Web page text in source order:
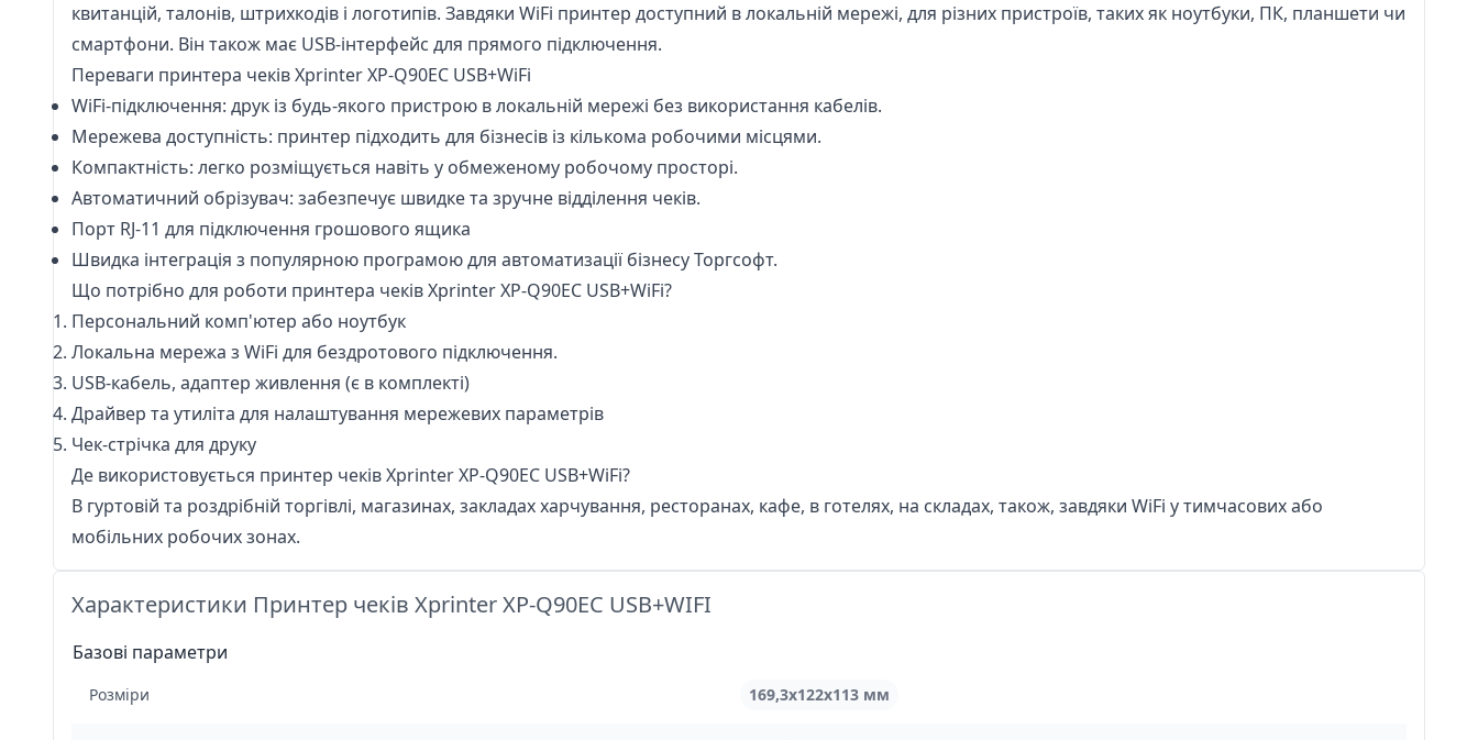
квитанцій, талонів, штрихкодів і логотипів. Завдяки WiFi принтер доступний в локальній мережі, для різних пристроїв, таких як ноутбуки, ПК, планшети чи
смартфони. Він також має USB-інтерфейс для прямого підключення.
Переваги принтера чеків Xprinter XP-Q90EC USB+WiFi
WiFi-підключення: друк із будь-якого пристрою в локальній мережі без використання кабелів.
Мережева доступність: принтер підходить для бізнесів із кількома робочими місцями.
Компактність: легко розміщується навіть у обмеженому робочому просторі.
Автоматичний обрізувач: забезпечує швидке та зручне відділення чеків.
Порт RJ-11 для підключення грошового ящика
Швидка інтеграція з популярною програмою для автоматизації бізнесу Торгсофт.
Що потрібно для роботи принтера чеків Xprinter XP-Q90EC USB+WiFi?
Персональний комп'ютер або ноутбук
Локальна мережа з WiFi для бездротового підключення.
USB-кабель, адаптер живлення (є в комплекті)
Драйвер та утиліта для налаштування мережевих параметрів
Чек-стрічка для друку
Де використовується принтер чеків Xprinter XP-Q90EC USB+WiFi?
В гуртовій та роздрібній торгівлі, магазинах, закладах харчування, ресторанах, кафе, в готелях, на складах, також, завдяки WiFi у тимчасових або
мобільних робочих зонах.
Характеристики Принтер чеків Xprinter XP-Q90EC USB+WIFI
Базові параметри
Розміри 169,3х122х113 мм